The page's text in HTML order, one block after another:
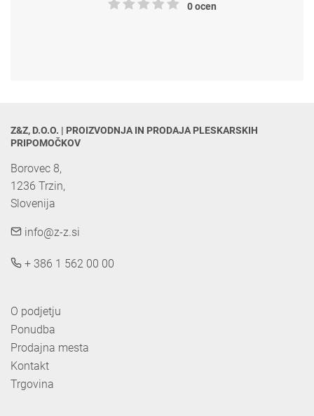
0 ocen
Z&Z, D.O.O. | PROIZVODNJA IN PRODAJA PLESKARSKIH
PRIPOMOČKOV
Borovec 8,
1236 Trzin,
Slovenija
info@z-z.si
+ 386 1 562 00 00
O podjetju
Ponudba
Prodajna mesta
Kontakt
Trgovina